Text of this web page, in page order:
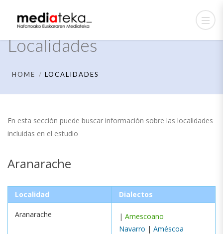
Localidades
HOME LOCALIDADES
En esta sección puede buscar información sobre las localidades
incluidas en el estudio
Aranarache
Localidad Dialectos
Aranarache | Amescoano
Navarro | Améscoa